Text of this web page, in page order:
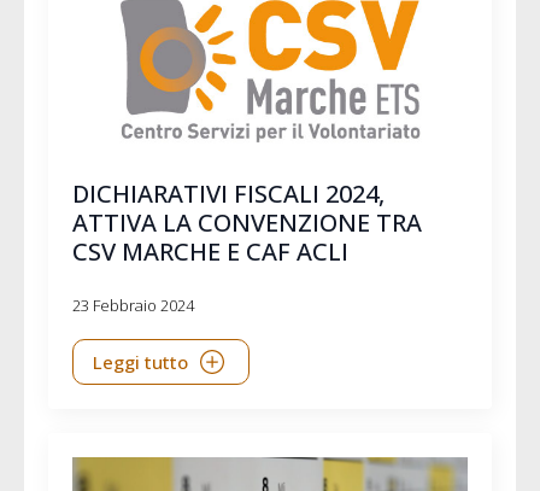
DICHIARATIVI FISCALI 2024,
ATTIVA LA CONVENZIONE TRA
CSV MARCHE E CAF ACLI
23 Febbraio 2024
Leggi tutto